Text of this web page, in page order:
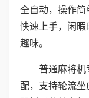
全自动，操作
快速上手，闲
趣味。
普通麻将
配，支持轮流